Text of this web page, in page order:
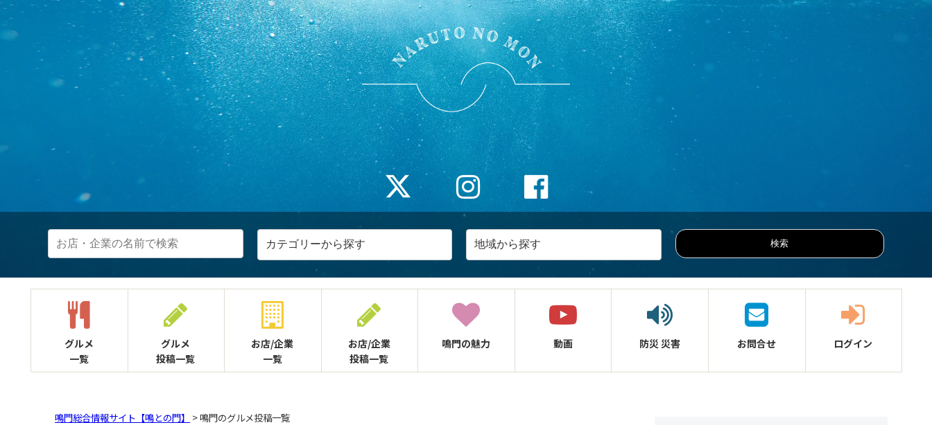
グルメ
一覧
グルメ
投稿一覧
お店/企業
一覧
お店/企業
投稿一覧
鳴門の魅力 動画 防災災害 お問合せ ログイン
鳴門総合情報サイト【鳴との門】 > 鳴門のグルメ投稿一覧